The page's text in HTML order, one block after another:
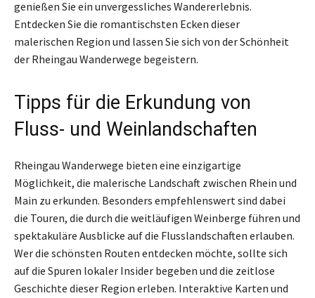
genießen Sie ein unvergessliches Wandererlebnis.
Entdecken Sie die romantischsten Ecken dieser
malerischen Region und lassen Sie sich von der Schönheit
der Rheingau Wanderwege begeistern.
Tipps für die Erkundung von
Fluss- und Weinlandschaften
Rheingau Wanderwege bieten eine einzigartige
Möglichkeit, die malerische Landschaft zwischen Rhein und
Main zu erkunden. Besonders empfehlenswert sind dabei
die Touren, die durch die weitläufigen Weinberge führen und
spektakuläre Ausblicke auf die Flusslandschaften erlauben.
Wer die schönsten Routen entdecken möchte, sollte sich
auf die Spuren lokaler Insider begeben und die zeitlose
Geschichte dieser Region erleben. Interaktive Karten und